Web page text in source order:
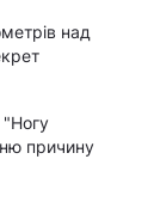
над
"Ногу
причину